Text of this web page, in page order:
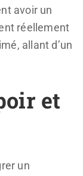
avoir un
réellement
allant d’un
et
un